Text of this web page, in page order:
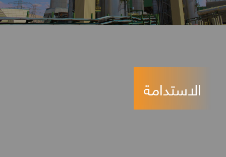
الاستدامة